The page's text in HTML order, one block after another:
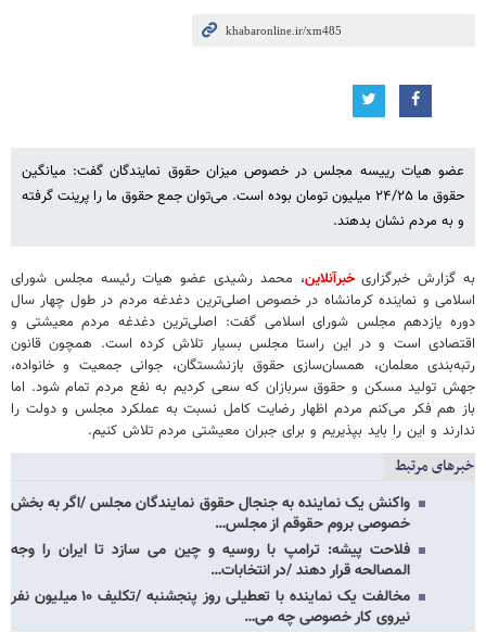
عضو هیات رییسه مجلس در خصوص میزان حقوق نمایندگان گفت: میانگین
حقوق ما ۲۴/۲۵ میلیون تومان بوده است. می‌توان جمع حقوق ما را پرینت گرفته
و به مردم نشان بدهند.
به گزارش خبرگزاریخبرآنلاین، محمد رشیدی عضو هیات رئیسه مجلس شورای
اسلامی و نماینده کرمانشاه در خصوص اصلی‌ترین دغدغه مردم در طول چهار سال
دوره یازدهم مجلس شورای اسلامی گفت: اصلی‌ترین دغدغه مردم معیشتی و
اقتصادی است و در این راستا مجلس بسیار تلاش کرده است. همچون قانون
رتبه‌بندی معلمان، همسان‌سازی حقوق بازنشستگان، جوانی جمعیت و خانواده،
جهش تولید مسکن و حقوق سربازان که سعی کردیم به نفع مردم تمام شود. اما
باز هم فکر می‌کنم مردم اظهار رضایت کامل نسبت به عملکرد مجلس و دولت را
ندارند و این را باید بپذیریم و برای جبران معیشتی مردم تلاش کنیم.
خبرهای مرتبط
واکنش یک نماینده به جنجال حقوق نمایندگان مجلس /اگر به بخش
خصوصی بروم حقوقم از مجلس…
فلاحت پیشه: ترامپ با روسیه و چین می سازد تا ایران را وجه
المصالحه قرار دهند /در انتخابات…
مخالفت یک نماینده با تعطیلی روز پنجشنبه /تکلیف ۱۰ میلیون نفر
نیروی کار خصوصی چه می…